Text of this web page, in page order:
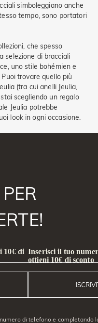
simboleggiano anche
tempo, sono portatori
che spesso
selezione di bracciali
uno stile bohémien e
trovare quello più
(tra cui anelli Jeulia,
scegliendo un regalo
Jeulia potrebbe
look in ogni occasione.
10€ di Inserisci il tuo
ottieni 10€ di sconto
di telefono e completando